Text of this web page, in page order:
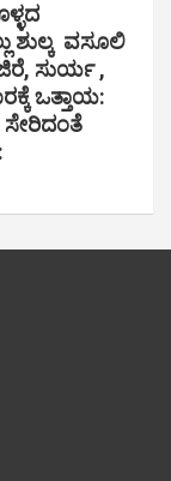
ಶುಲ್ಕ ವಸೂಲಿ
ಸುರ್ಯ ,
ಒತ್ತಾಯ: